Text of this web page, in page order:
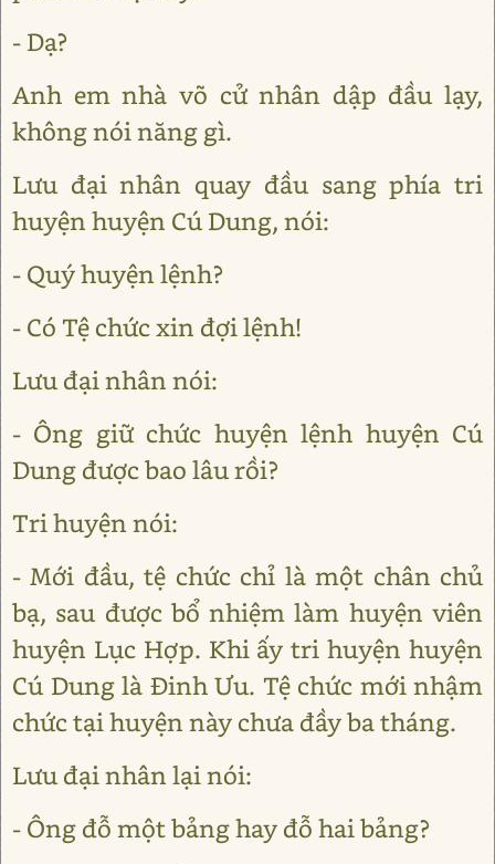
- Dạ?
Anh em nhà võ cử nhân dập đầu lạy,
không nói năng gì.
Lưu đại nhân quay đầu sang phía tri
huyện huyện Cú Dung, nói:
- Quý huyện lệnh?
- Có Tệ chức xin đợi lệnh!
Lưu đại nhân nói:
- Ông giữ chức huyện lệnh huyện Cú
Dung được bao lâu rồi?
Tri huyện nói:
- Mới đầu, tệ chức chỉ là một chân chủ
bạ, sau được bổ nhiệm làm huyện viên
huyện Lục Hợp. Khi ấy tri huyện huyện
Cú Dung là Đinh Ưu. Tệ chức mới nhậm
chức tại huyện này chưa đầy ba tháng.
Lưu đại nhân lại nói:
- Ông đỗ một bảng hay đỗ hai bảng?